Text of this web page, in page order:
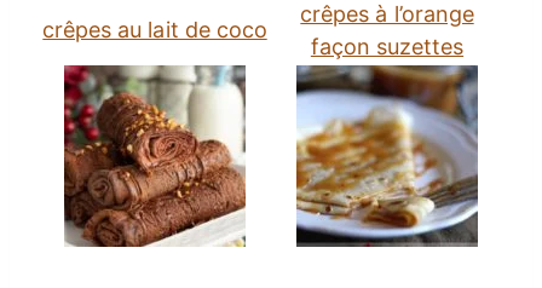
crêpes au lait de coco
crêpes à l’orange
façon suzettes